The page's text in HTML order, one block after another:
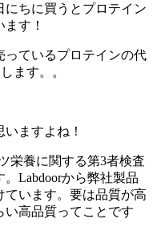
ちに買うとプロテイン
す！
っているプロテインの代
ます。。
ますよね！
栄養に関する第3者検査
Labdoorから弊社製品
ています。要は品質が高
い高品質ってことです